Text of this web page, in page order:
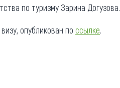
по туризму Зарина Догузова.
опубликован по ссылке.